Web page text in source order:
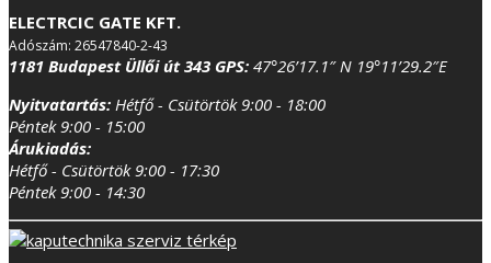
ELECTRCIC GATE KFT.
Adószám: 26547840-2-43
1181 Budapest Üllői út 343 GPS: 47°26’17.1″ N 19°11’29.2″E
Nyitvatartás: Hétfő - Csütörtök 9:00 - 18:00
Péntek 9:00 - 15:00
Árukiadás:
Hétfő - Csütörtök 9:00 - 17:30
Péntek 9:00 - 14:30